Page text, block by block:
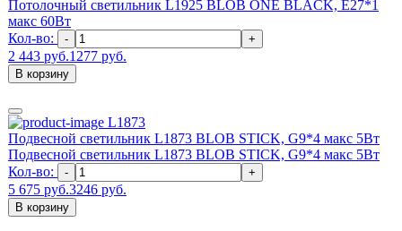
Потолочный светильник L1925 BLOB ONE BLACK, Е27*1
макс 60Вт
Кол-во:
- +
2 443 руб.1277 руб.
В корзину
L1873
Подвесной светильник L1873 BLOB STICK, G9*4 макс 5Вт
Подвесной светильник L1873 BLOB STICK, G9*4 макс 5Вт
Кол-во:
- +
5 675 руб.3246 руб.
В корзину